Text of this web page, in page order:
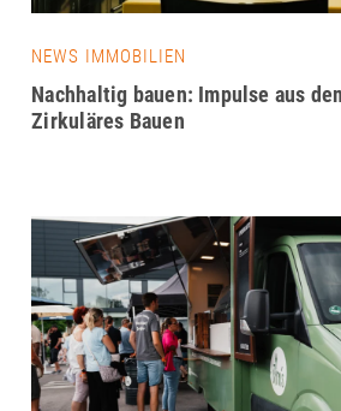
NEWS IMMOBILIEN
Nachhaltig bauen: Impulse aus
Zirkuläres Bauen